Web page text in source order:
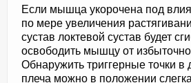
Если мышца укорочена под
по мере увеличения
сустав локтевой сустав будет
освободить мышцу от
Обнаружить триггерные точки
плеча можно в положении